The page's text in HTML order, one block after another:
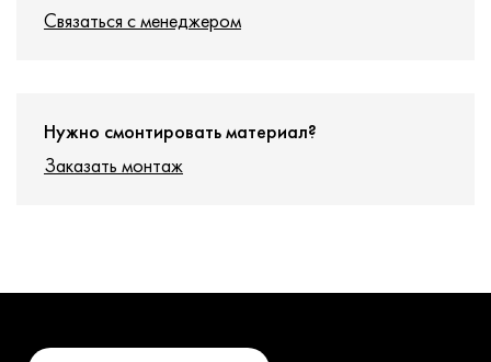
Связаться с менеджером
Нужно смонтировать материал?
Заказать монтаж